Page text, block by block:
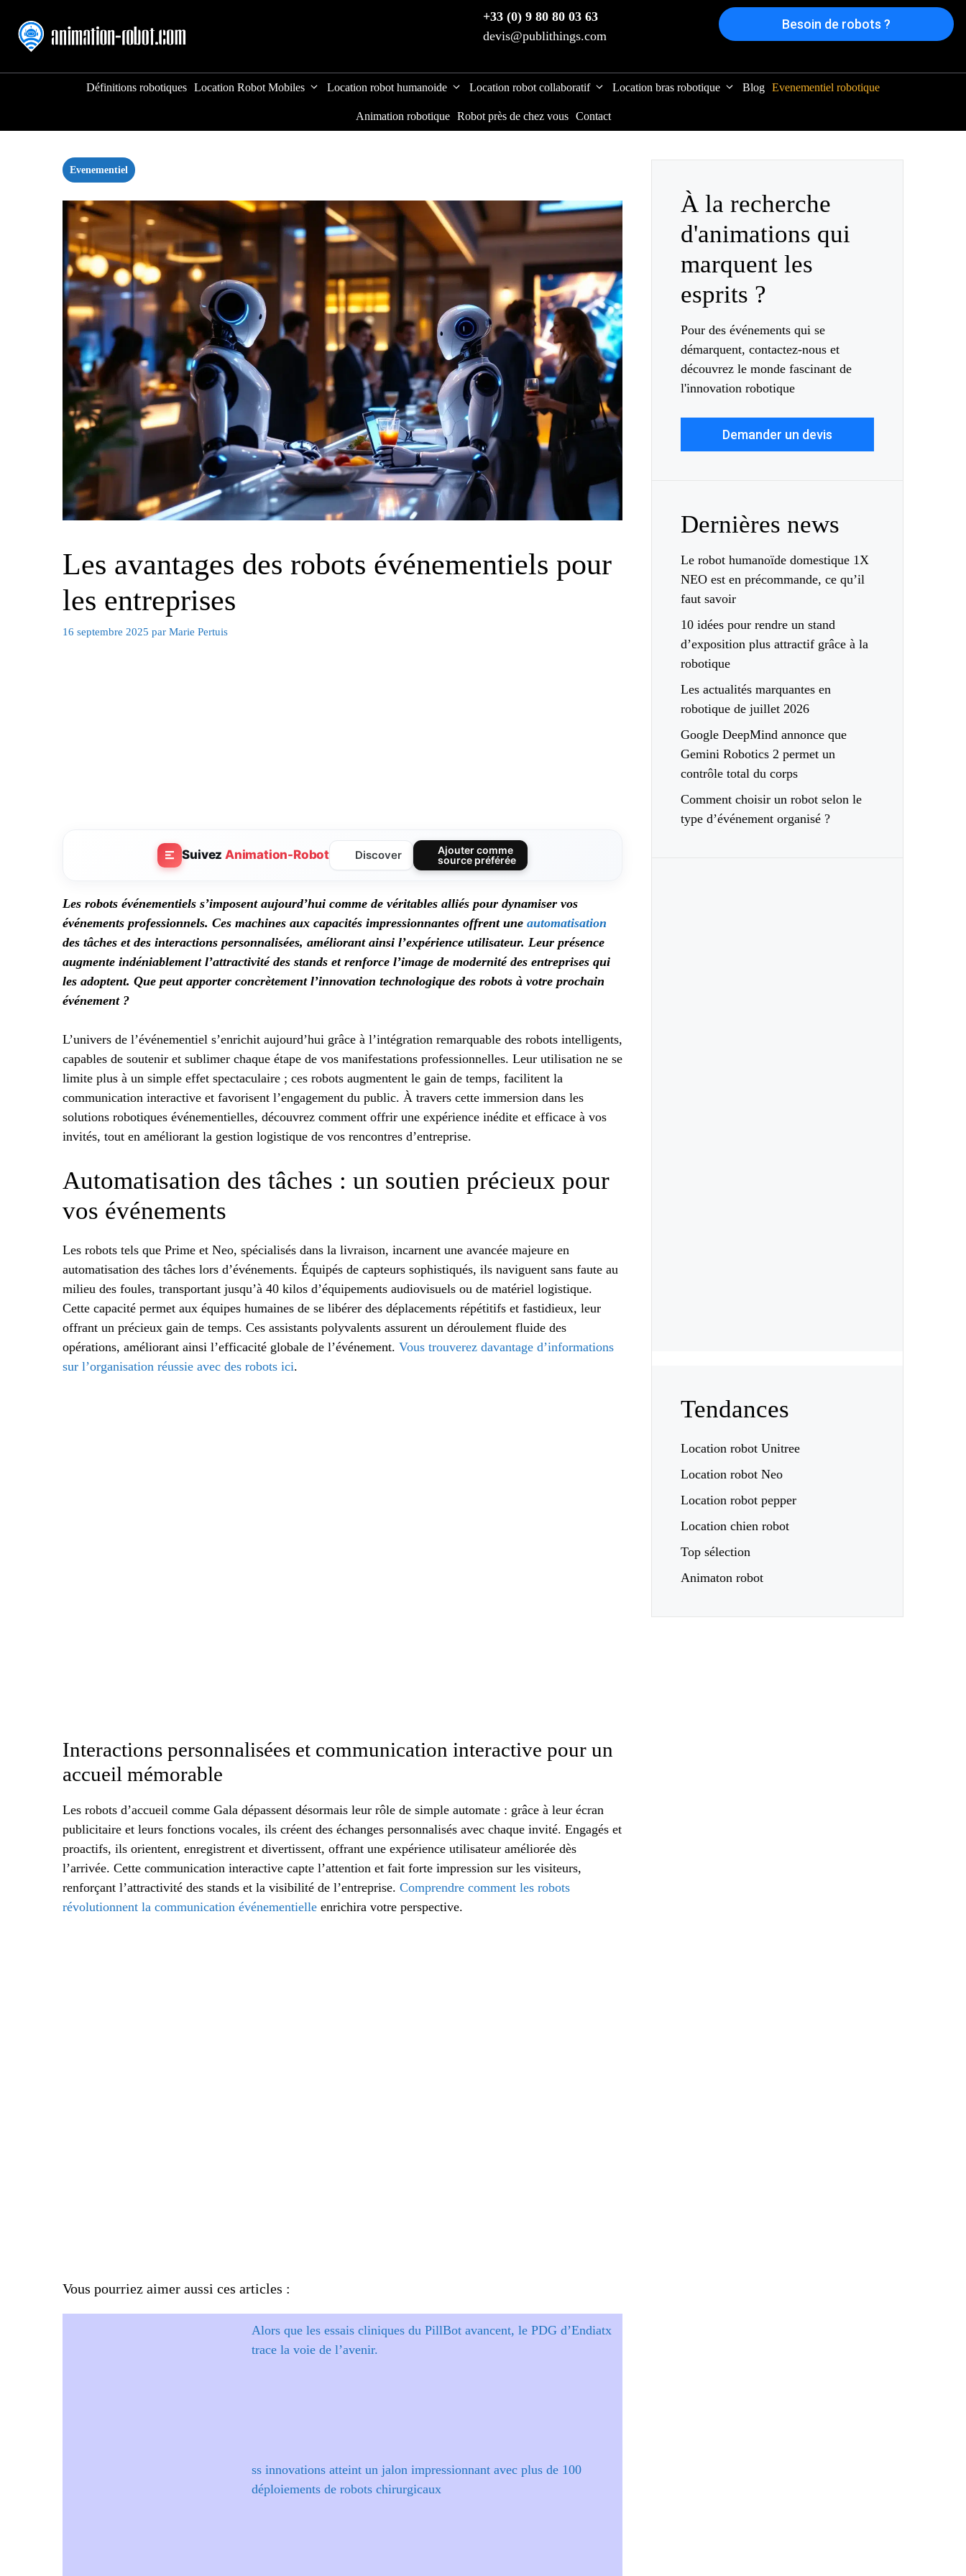
contenu
+33 (0) 9 80 80 03 63
devis@publithings.com
Besoin de robots ?
Définitions robotiques Location Robot Mobiles Location robot humanoide Location robot collaboratif Location bras robotique Blog Evenementiel robotique
Animation robotique Robot près de chez vous Contact
Evenementiel
Les avantages des robots événementiels pour
les entreprises
16 septembre 2025 par Marie Pertuis
SuivezAnimation-Robot Discover
Ajouter comme
source préférée
Les robots événementiels s’imposent aujourd’hui comme de véritables alliés pour dynamiser vos
événements professionnels. Ces machines aux capacités impressionnantes offrent une automatisation
des tâches et des interactions personnalisées, améliorant ainsi l’expérience utilisateur. Leur présence
augmente indéniablement l’attractivité des stands et renforce l’image de modernité des entreprises qui
les adoptent. Que peut apporter concrètement l’innovation technologique des robots à votre prochain
événement ?
L’univers de l’événementiel s’enrichit aujourd’hui grâce à l’intégration remarquable des robots intelligents,
capables de soutenir et sublimer chaque étape de vos manifestations professionnelles. Leur utilisation ne se
limite plus à un simple effet spectaculaire ; ces robots augmentent le gain de temps, facilitent la
communication interactive et favorisent l’engagement du public. À travers cette immersion dans les
solutions robotiques événementielles, découvrez comment offrir une expérience inédite et efficace à vos
invités, tout en améliorant la gestion logistique de vos rencontres d’entreprise.
Automatisation des tâches : un soutien précieux pour
vos événements
Les robots tels que Prime et Neo, spécialisés dans la livraison, incarnent une avancée majeure en
automatisation des tâches lors d’événements. Équipés de capteurs sophistiqués, ils naviguent sans faute au
milieu des foules, transportant jusqu’à 40 kilos d’équipements audiovisuels ou de matériel logistique.
Cette capacité permet aux équipes humaines de se libérer des déplacements répétitifs et fastidieux, leur
offrant un précieux gain de temps. Ces assistants polyvalents assurent un déroulement fluide des
opérations, améliorant ainsi l’efficacité globale de l’événement. Vous trouverez davantage d’informations
sur l’organisation réussie avec des robots ici.
Interactions personnalisées et communication interactive pour un
accueil mémorable
Les robots d’accueil comme Gala dépassent désormais leur rôle de simple automate : grâce à leur écran
publicitaire et leurs fonctions vocales, ils créent des échanges personnalisés avec chaque invité. Engagés et
proactifs, ils orientent, enregistrent et divertissent, offrant une expérience utilisateur améliorée dès
l’arrivée. Cette communication interactive capte l’attention et fait forte impression sur les visiteurs,
renforçant l’attractivité des stands et la visibilité de l’entreprise. Comprendre comment les robots
révolutionnent la communication événementielle enrichira votre perspective.
Vous pourriez aimer aussi ces articles :
Alors que les essais cliniques du PillBot avancent, le PDG d’Endiatx
trace la voie de l’avenir.
ss innovations atteint un jalon impressionnant avec plus de 100
déploiements de robots chirurgicaux
À la recherche
d'animations qui
marquent les
esprits ?
Pour des événements qui se
démarquent, contactez-nous et
découvrez le monde fascinant de
l'innovation robotique
Demander un devis
Dernières news
Le robot humanoïde domestique 1X
NEO est en précommande, ce qu’il
faut savoir
10 idées pour rendre un stand
d’exposition plus attractif grâce à la
robotique
Les actualités marquantes en
robotique de juillet 2026
Google DeepMind annonce que
Gemini Robotics 2 permet un
contrôle total du corps
Comment choisir un robot selon le
type d’événement organisé ?
Tendances
Location robot Unitree
Location robot Neo
Location robot pepper
Location chien robot
Top sélection
Animaton robot